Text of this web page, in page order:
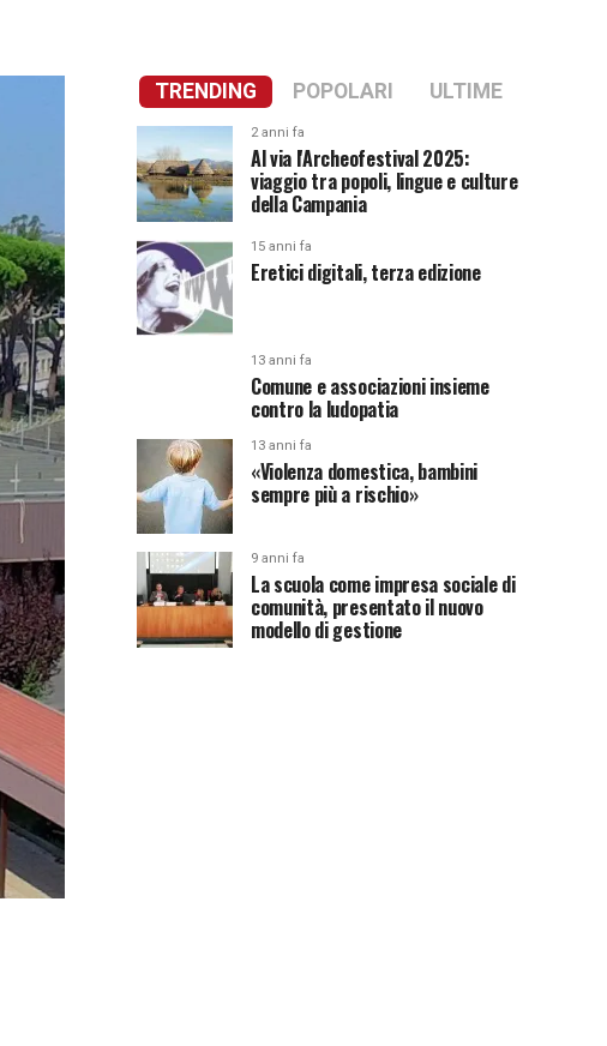
TRENDING POPOLARI ULTIME
2 anni fa
Al via l'Archeofestival 2025:
viaggio tra popoli, lingue e culture
della Campania
15 anni fa
Eretici digitali, terza edizione
13 anni fa
Comune e associazioni insieme
contro la ludopatia
13 anni fa
«Violenza domestica, bambini
sempre più a rischio»
9 anni fa
La scuola come impresa sociale di
comunità, presentato il nuovo
modello di gestione